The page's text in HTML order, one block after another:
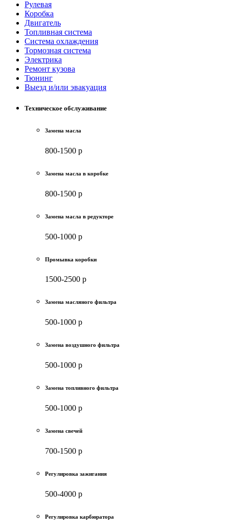
Рулевая
Коробка
Двигатель
Топливная система
Система охлаждения
Тормозная система
Электрика
Ремонт кузова
Тюнинг
Выезд и/или эвакуация
Техническое обслуживание
Замена масла
800-1500 р
Замена масла в коробке
800-1500 р
Замена масла в редукторе
500-1000 р
Промывка коробки
1500-2500 р
Замена масляного фильтра
500-1000 р
Замена воздушного фильтра
500-1000 р
Замена топливного фильтра
500-1000 р
Замена свечей
700-1500 р
Регулировка зажигания
500-4000 р
Регулировка карбюратора